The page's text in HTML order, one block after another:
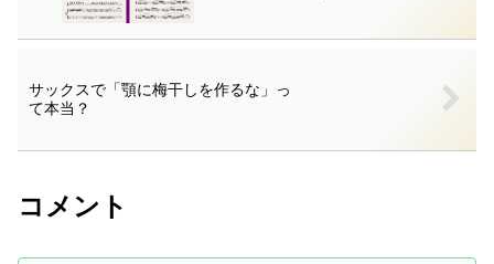
サックスで「顎に梅干しを作るな」っ
て本当？
コメント